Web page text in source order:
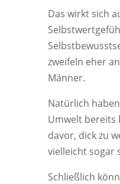
Das wirkt sich
zweifeln eher
Männer.
Natürlich
Umwelt bereits
davor, dick zu
vielleicht sogar
Schließlich